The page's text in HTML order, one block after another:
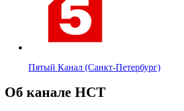
Пятый Канал (Санкт-Петербург)
Об канале НСТ